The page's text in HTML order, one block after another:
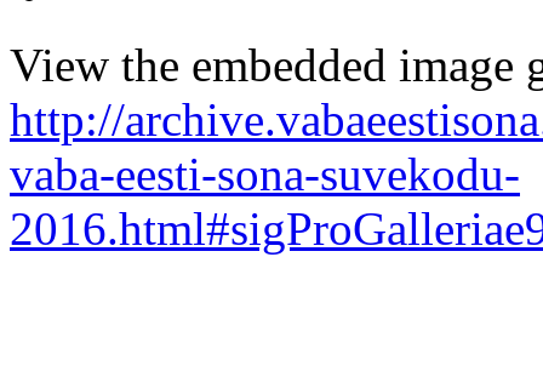
View the embedded image
http://
vaba-eesti-sona-suvekodu-